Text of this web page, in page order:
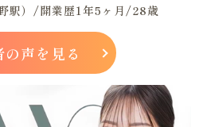
駅）/開業歴1年5ヶ月/28歳
の声を見る